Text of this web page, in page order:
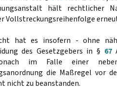
hält rechtlicher
Vollstreckungsreihenfolge
hat es insofern - ohne
des Gesetzgebers in § 67
im Falle einer
die Maßregel vor
nicht zu beanstanden.